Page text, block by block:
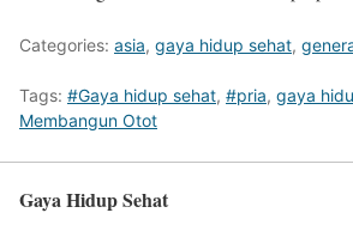
Categories: asia, gaya hidup sehat,
Tags: #Gaya hidup sehat, #pria, gaya
Membangun Otot
Gaya Hidup Sehat